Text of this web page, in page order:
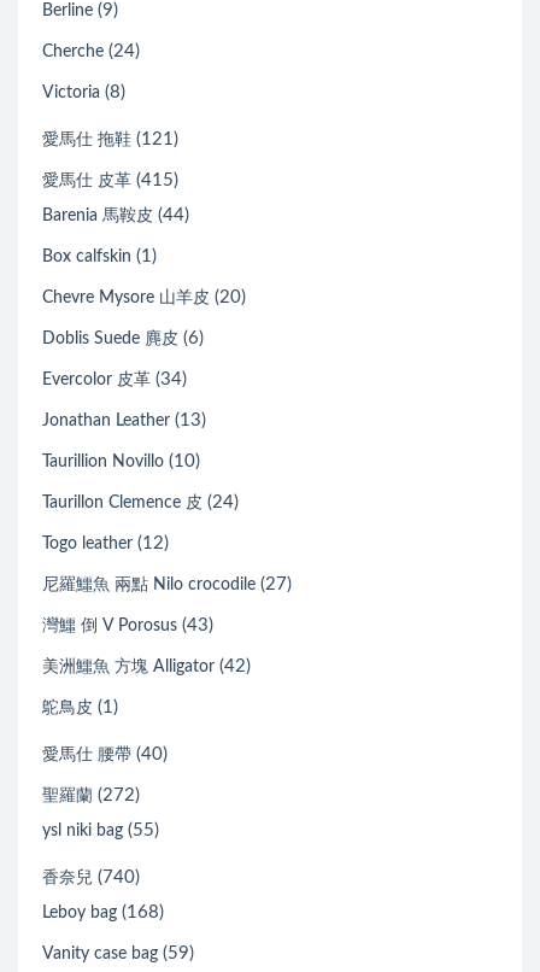
Berline (9)
Cherche (24)
Victoria (8)
愛馬仕 拖鞋 (121)
愛馬仕 皮革 (415)
Barenia 馬鞍皮 (44)
Box calfskin (1)
Chevre Mysore 山羊皮 (20)
Doblis Suede 麂皮 (6)
Evercolor 皮革 (34)
Jonathan Leather (13)
Taurillion Novillo (10)
Taurillon Clemence 皮 (24)
Togo leather (12)
尼羅鱷魚 兩點 Nilo crocodile (27)
灣鱷 倒 V Porosus (43)
美洲鱷魚 方塊 Alligator (42)
鴕鳥皮 (1)
愛馬仕 腰帶 (40)
聖羅蘭 (272)
ysl niki bag (55)
香奈兒 (740)
Leboy bag (168)
Vanity case bag (59)